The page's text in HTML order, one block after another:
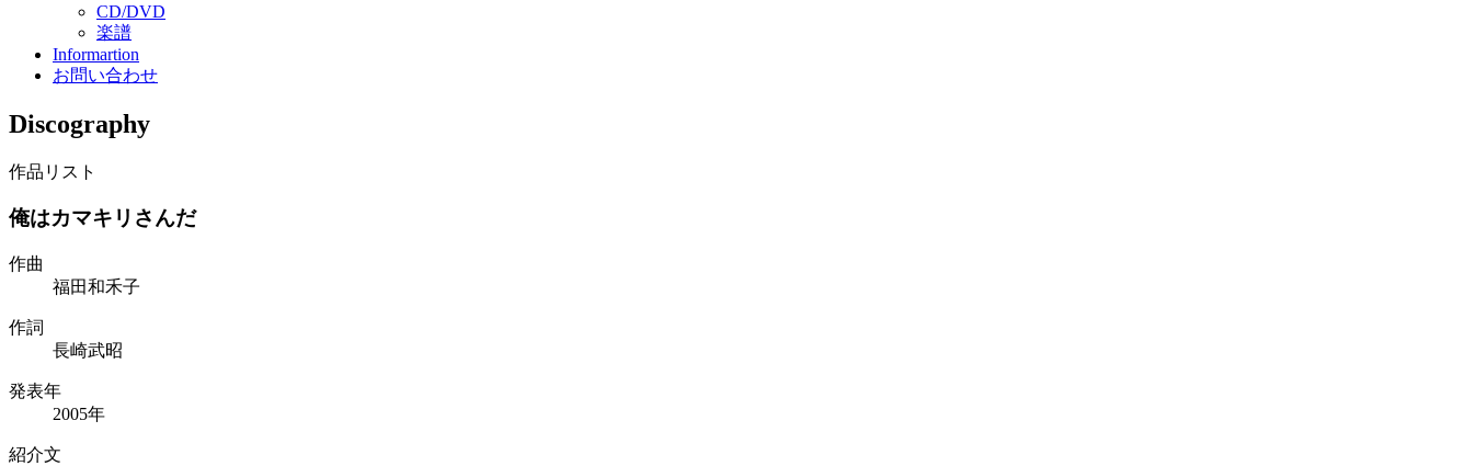
CD/DVD
楽譜
Informartion
お問い合わせ
Discography
作品リスト
俺はカマキリさんだ
作曲
福田和禾子
作詞
長崎武昭
発表年
2005年
紹介文